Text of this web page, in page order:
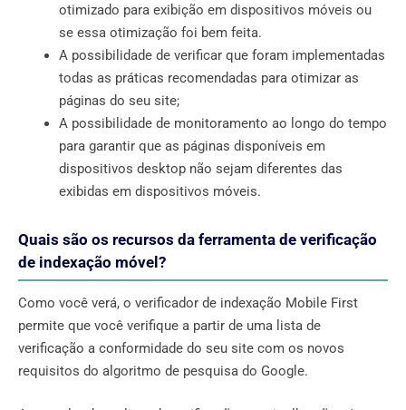
otimizado para exibição em dispositivos móveis ou
se essa otimização foi bem feita.
A possibilidade de verificar que foram implementadas
todas as práticas recomendadas para otimizar as
páginas do seu site;
A possibilidade de monitoramento ao longo do tempo
para garantir que as páginas disponíveis em
dispositivos desktop não sejam diferentes das
exibidas em dispositivos móveis.
Quais são os recursos da ferramenta de verificação
de indexação móvel?
Como você verá, o verificador de indexação Mobile First
permite que você verifique a partir de uma lista de
verificação a conformidade do seu site com os novos
requisitos do algoritmo de pesquisa do Google.